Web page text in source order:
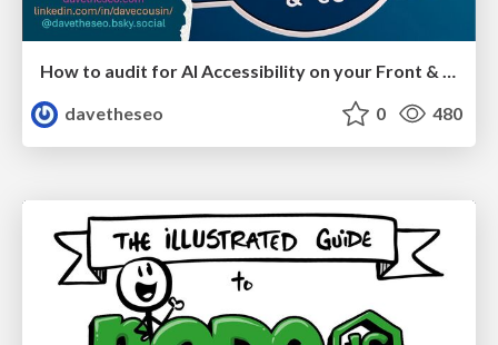
How to audit for AI Accessibility on your Front & Back End
davetheseo
0 480